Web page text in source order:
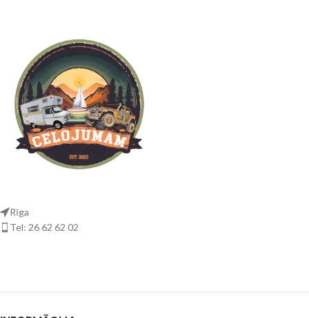
Rīga
Tel: 26 62 62 02